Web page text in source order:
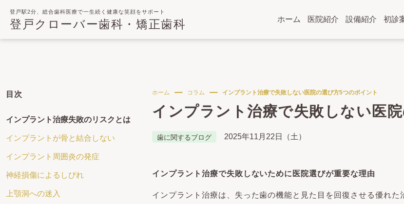
登戸駅2分、総合歯科医療で一生続く健康な笑顔をサポート
登戸クローバー歯科・矯正歯科 ホーム 医院紹介 設備紹介 初診
ホーム コラム インプラント治療で失敗しない医院の選び方5つのポイント
インプラント治療で失敗しない医
歯に関するブログ 2025年11月22日（土）
インプラント治療で失敗しないために医院選びが重要な理由
インプラント治療は、失った歯の機能と見た目を回復させる優れ
目次
インプラント治療失敗のリスクとは
インプラントが骨と結合しない
インプラント周囲炎の発症
神経損傷によるしびれ
上顎洞への迷入